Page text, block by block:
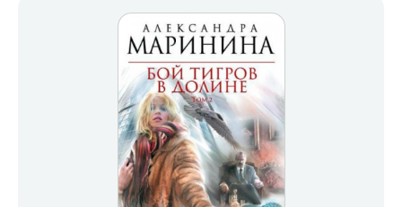
доказать это невозможно – свидетельские
показания перечеркивают все доводы Наташи,
и, кажется, ничто не в силах ей помочь. Однако
делом Аверкиной-старшей заинтересовались
адвокат Виталий Кирган и
оперуполномоченный Антон Сташис. В ходе
расследования они обнаруживают
неожиданные факты, которые в конце концов
приведут их к ошеломляющей разгадке…